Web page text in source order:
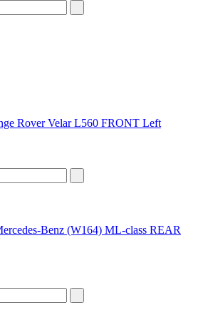
Rover Velar L560 FRONT Left
Benz (W164) ML-class REAR